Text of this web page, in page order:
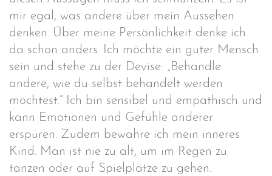
mir egal, was andere über mein Aussehen
denken. Über meine Persönlichkeit denke ich
da schon anders. Ich möchte ein guter Mensch
sein und stehe zu der Devise: „Behandle
andere, wie du selbst behandelt werden
möchtest.“ Ich bin sensibel und empathisch und
kann Emotionen und Gefühle anderer
erspüren. Zudem bewahre ich mein inneres
Kind. Man ist nie zu alt, um im Regen zu
tanzen oder auf Spielplätze zu gehen.